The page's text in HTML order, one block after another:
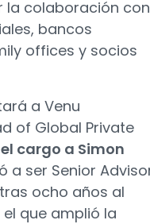
la colaboración con
bancos
offices y socios
a Venu
of Global Private
cargo a Simon
a ser Senior
ocho años al
que amplió la